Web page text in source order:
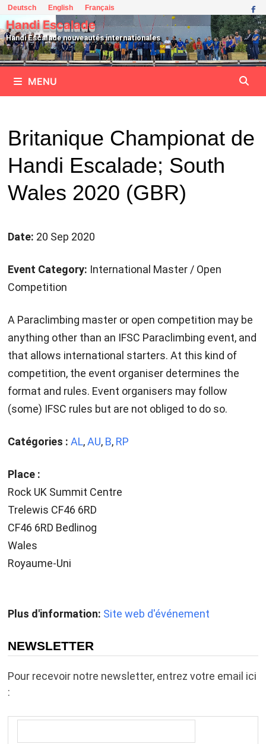
Passer
au
contenu
Deutsch English Français
Handi Escalade
Handi Escalade nouveautés internationales
MENU
Britanique Championat de
Handi Escalade; South
Wales 2020 (GBR)
Date: 20 Sep 2020
Event Category: International Master / Open
Competition
A Paraclimbing master or open competition may be
anything other than an IFSC Paraclimbing event, and
that allows international starters. At this kind of
competition, the event organiser determines the
format and rules. Event organisers may follow
(some) IFSC rules but are not obliged to do so.
Catégories : AL,AU, B, RP
Place :
Rock UK Summit Centre
Trelewis CF46 6RD
CF46 6RD Bedlinog
Wales
Royaume-Uni
Plus d'information: Site web d'événement
NEWSLETTER
Pour recevoir notre newsletter, entrez votre email ici
: